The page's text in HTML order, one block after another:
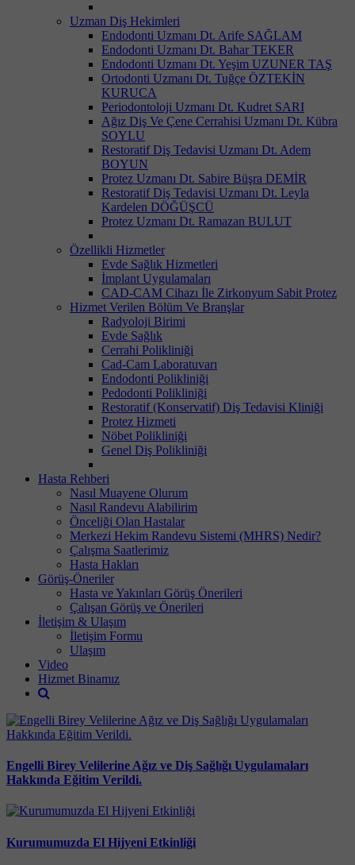
Uzman Diş Hekimleri
Endodonti Uzmanı Dt. Arife SAĞLAM
Endodonti Uzmanı Dt. Bahar TEKER
Endodonti Uzmanı Dt. Yeşim UZUNER TAŞ
Ortodonti Uzmanı Dt. Tuğçe ÖZTEKİN
KURUCA
Periodontoloji Uzmanı Dt. Kudret SARI
Ağız Diş Ve Çene Cerrahisi Uzmanı Dt. Kübra
SOYLU
Restoratif Diş Tedavisi Uzmanı Dt. Adem
BOYUN
Protez Uzmanı Dt. Sabire Büşra DEMİR
Restoratif Diş Tedavisi Uzmanı Dt. Leyla
Kardelen DÖĞÜŞCÜ
Protez Uzmanı Dt. Ramazan BULUT
Özellikli Hizmetler
Evde Sağlık Hizmetleri
İmplant Uygulamaları
CAD-CAM Cihazı İle Zirkonyum Sabit Protez
Hizmet Verilen Bölüm Ve Branşlar
Radyoloji Birimi
Evde Sağlık
Cerrahi Polikliniği
Cad-Cam Laboratuvarı
Endodonti Polikliniği
Pedodonti Polikliniği
Restoratif (Konservatif) Diş Tedavisi Kliniği
Protez Hizmeti
Nöbet Polikliniği
Genel Diş Polikliniği
Hasta Rehberi
Nasıl Muayene Olurum
Nasıl Randevu Alabilirim
Önceliği Olan Hastalar
Merkezi Hekim Randevu Sistemi (MHRS) Nedir?
Çalışma Saatlerimiz
Hasta Hakları
Görüş-Öneriler
Hasta ve Yakınları Görüş Önerileri
Çalışan Görüş ve Önerileri
İletişim & Ulaşım
İletişim Formu
Ulaşım
Video
Hizmet Binamız
Engelli Birey Velilerine Ağız ve Diş Sağlığı Uygulamaları
Hakkında Eğitim Verildi.
Kurumumuzda El Hijyeni Etkinliği